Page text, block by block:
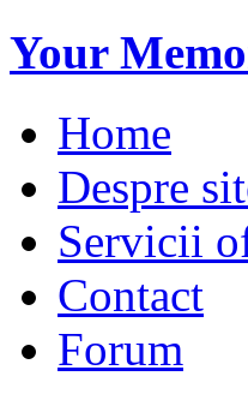
Your
Home
Despre
Servicii
Contact
Forum